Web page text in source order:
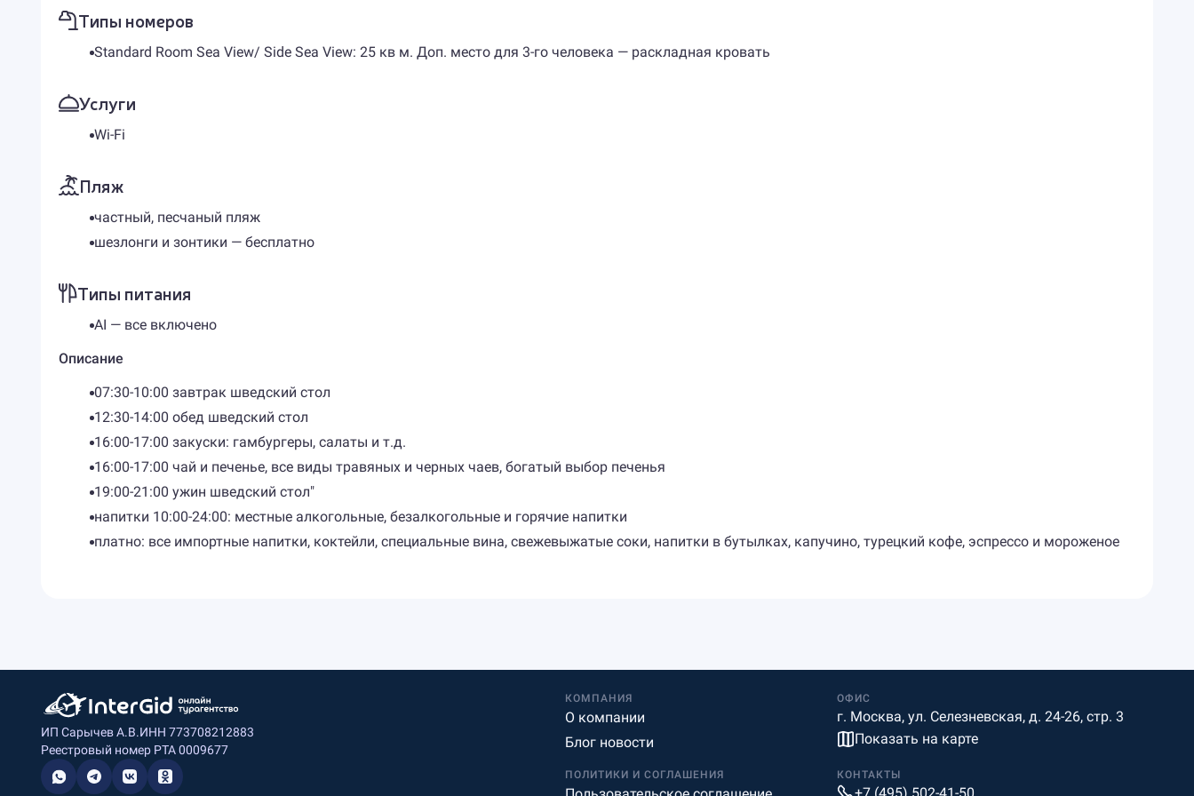
Типы номеров
Standard Room Sea View/ Side Sea View: 25 кв м. Доп. место для 3-го человека — раскладная кровать
Услуги
Wi-Fi
Пляж
частный, песчаный пляж
шезлонги и зонтики — бесплатно
Типы питания
AI — все включено
Описание
07:30-10:00 завтрак шведский стол
12:30-14:00 обед шведский стол
16:00-17:00 закуски: гамбургеры, салаты и т.д.
16:00-17:00 чай и печенье, все виды травяных и черных чаев, богатый выбор печенья
19:00-21:00 ужин шведский стол"
напитки 10:00-24:00: местные алкогольные, безалкогольные и горячие напитки
платно: все импортные напитки, коктейли, специальные вина, свежевыжатые соки, напитки в бутылках, капучино, турецкий кофе, эспрессо и мороженое
ИП Сарычев А.В.ИНН 773708212883
Реестровый номер РТА 0009677
КОМПАНИЯ
О компании
Блог новости
ОФИС
г. Москва, ул. Селезневская, д. 24-26, стр. 3
Показать на карте
ПОЛИТИКИ И СОГЛАШЕНИЯ КОНТАКТЫ